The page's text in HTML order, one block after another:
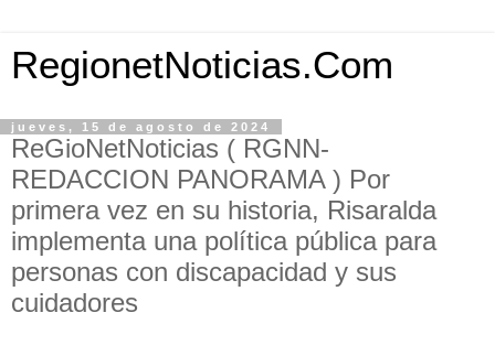
RegionetNoticias.Com
jueves, 15 de agosto de 2024
ReGioNetNoticias ( RGNN-
REDACCION PANORAMA ) Por
primera vez en su historia, Risaralda
implementa una política pública para
personas con discapacidad y sus
cuidadores